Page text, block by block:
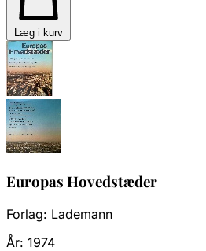
Læg i kurv
Europas Hovedstæder
Forlag: Lademann
År: 1974